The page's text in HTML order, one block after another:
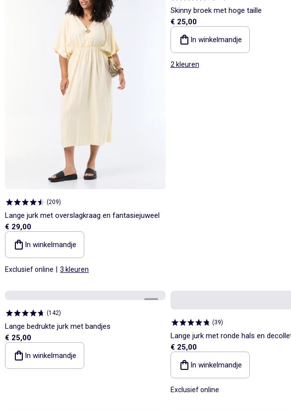
(209)
Lange jurk met overslagkraag en fantasiejuweel
€ 29,00
In winkelmandje
Exclusief online 3 kleuren
Skinny broek met hoge taille
€ 25,00
In winkelmandje
2 kleuren
(142)
Lange bedrukte jurk met bandjes
€ 25,00
In winkelmandje
(39)
Lange jurk met ronde hals en
€ 25,00
In winkelmandje
Exclusief online